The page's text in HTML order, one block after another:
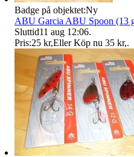
Badge på objektet:Ny
ABU Garcia ABU Spoon (13
Sluttid11 aug 12:06.
Pris:25 kr,Eller Köp nu 35 kr,.